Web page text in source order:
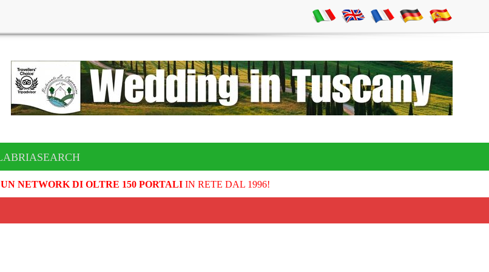
NETWORK DI OLTRE 150 PORTALIIN RETE DAL 1996!